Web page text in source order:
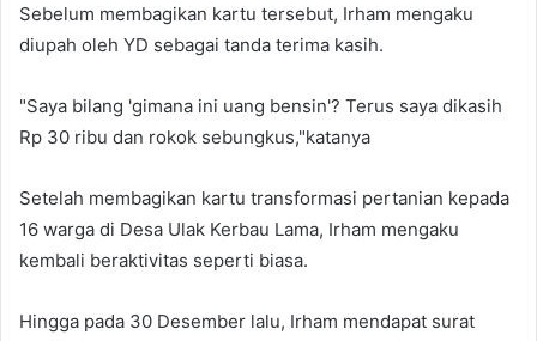
Sebelum membagikan kartu tersebut, Irham mengaku
diupah oleh YD sebagai tanda terima kasih.
"Saya bilang 'gimana ini uang bensin'? Terus saya dikasih
Rp 30 ribu dan rokok sebungkus,"katanya
Setelah membagikan kartu transformasi pertanian kepada
16 warga di Desa Ulak Kerbau Lama, Irham mengaku
kembali beraktivitas seperti biasa.
Hingga pada 30 Desember lalu, Irham mendapat surat